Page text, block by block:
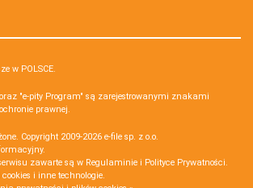
w POLSCE.
"e-pity Program" są zarejestrowanymi znakami
prawnej.
Copyright 2009-2026 e-file sp. z o.o.
zawarte są w Regulaminie i Polityce Prywatności.
i inne technologie.